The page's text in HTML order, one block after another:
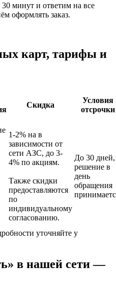
минут и ответим на все
оформлять заказ.
карт, тарифы и
Скидка
Условия
отсрочки
1-2% на в
зависимости от
сети АЗС, до 3-
4% по акциям.
Также скидки
предоставляются
по
индивидуальному
согласованию.
До 30 дней,
решение в
день
обращения
уточняйте у
в нашей сети —